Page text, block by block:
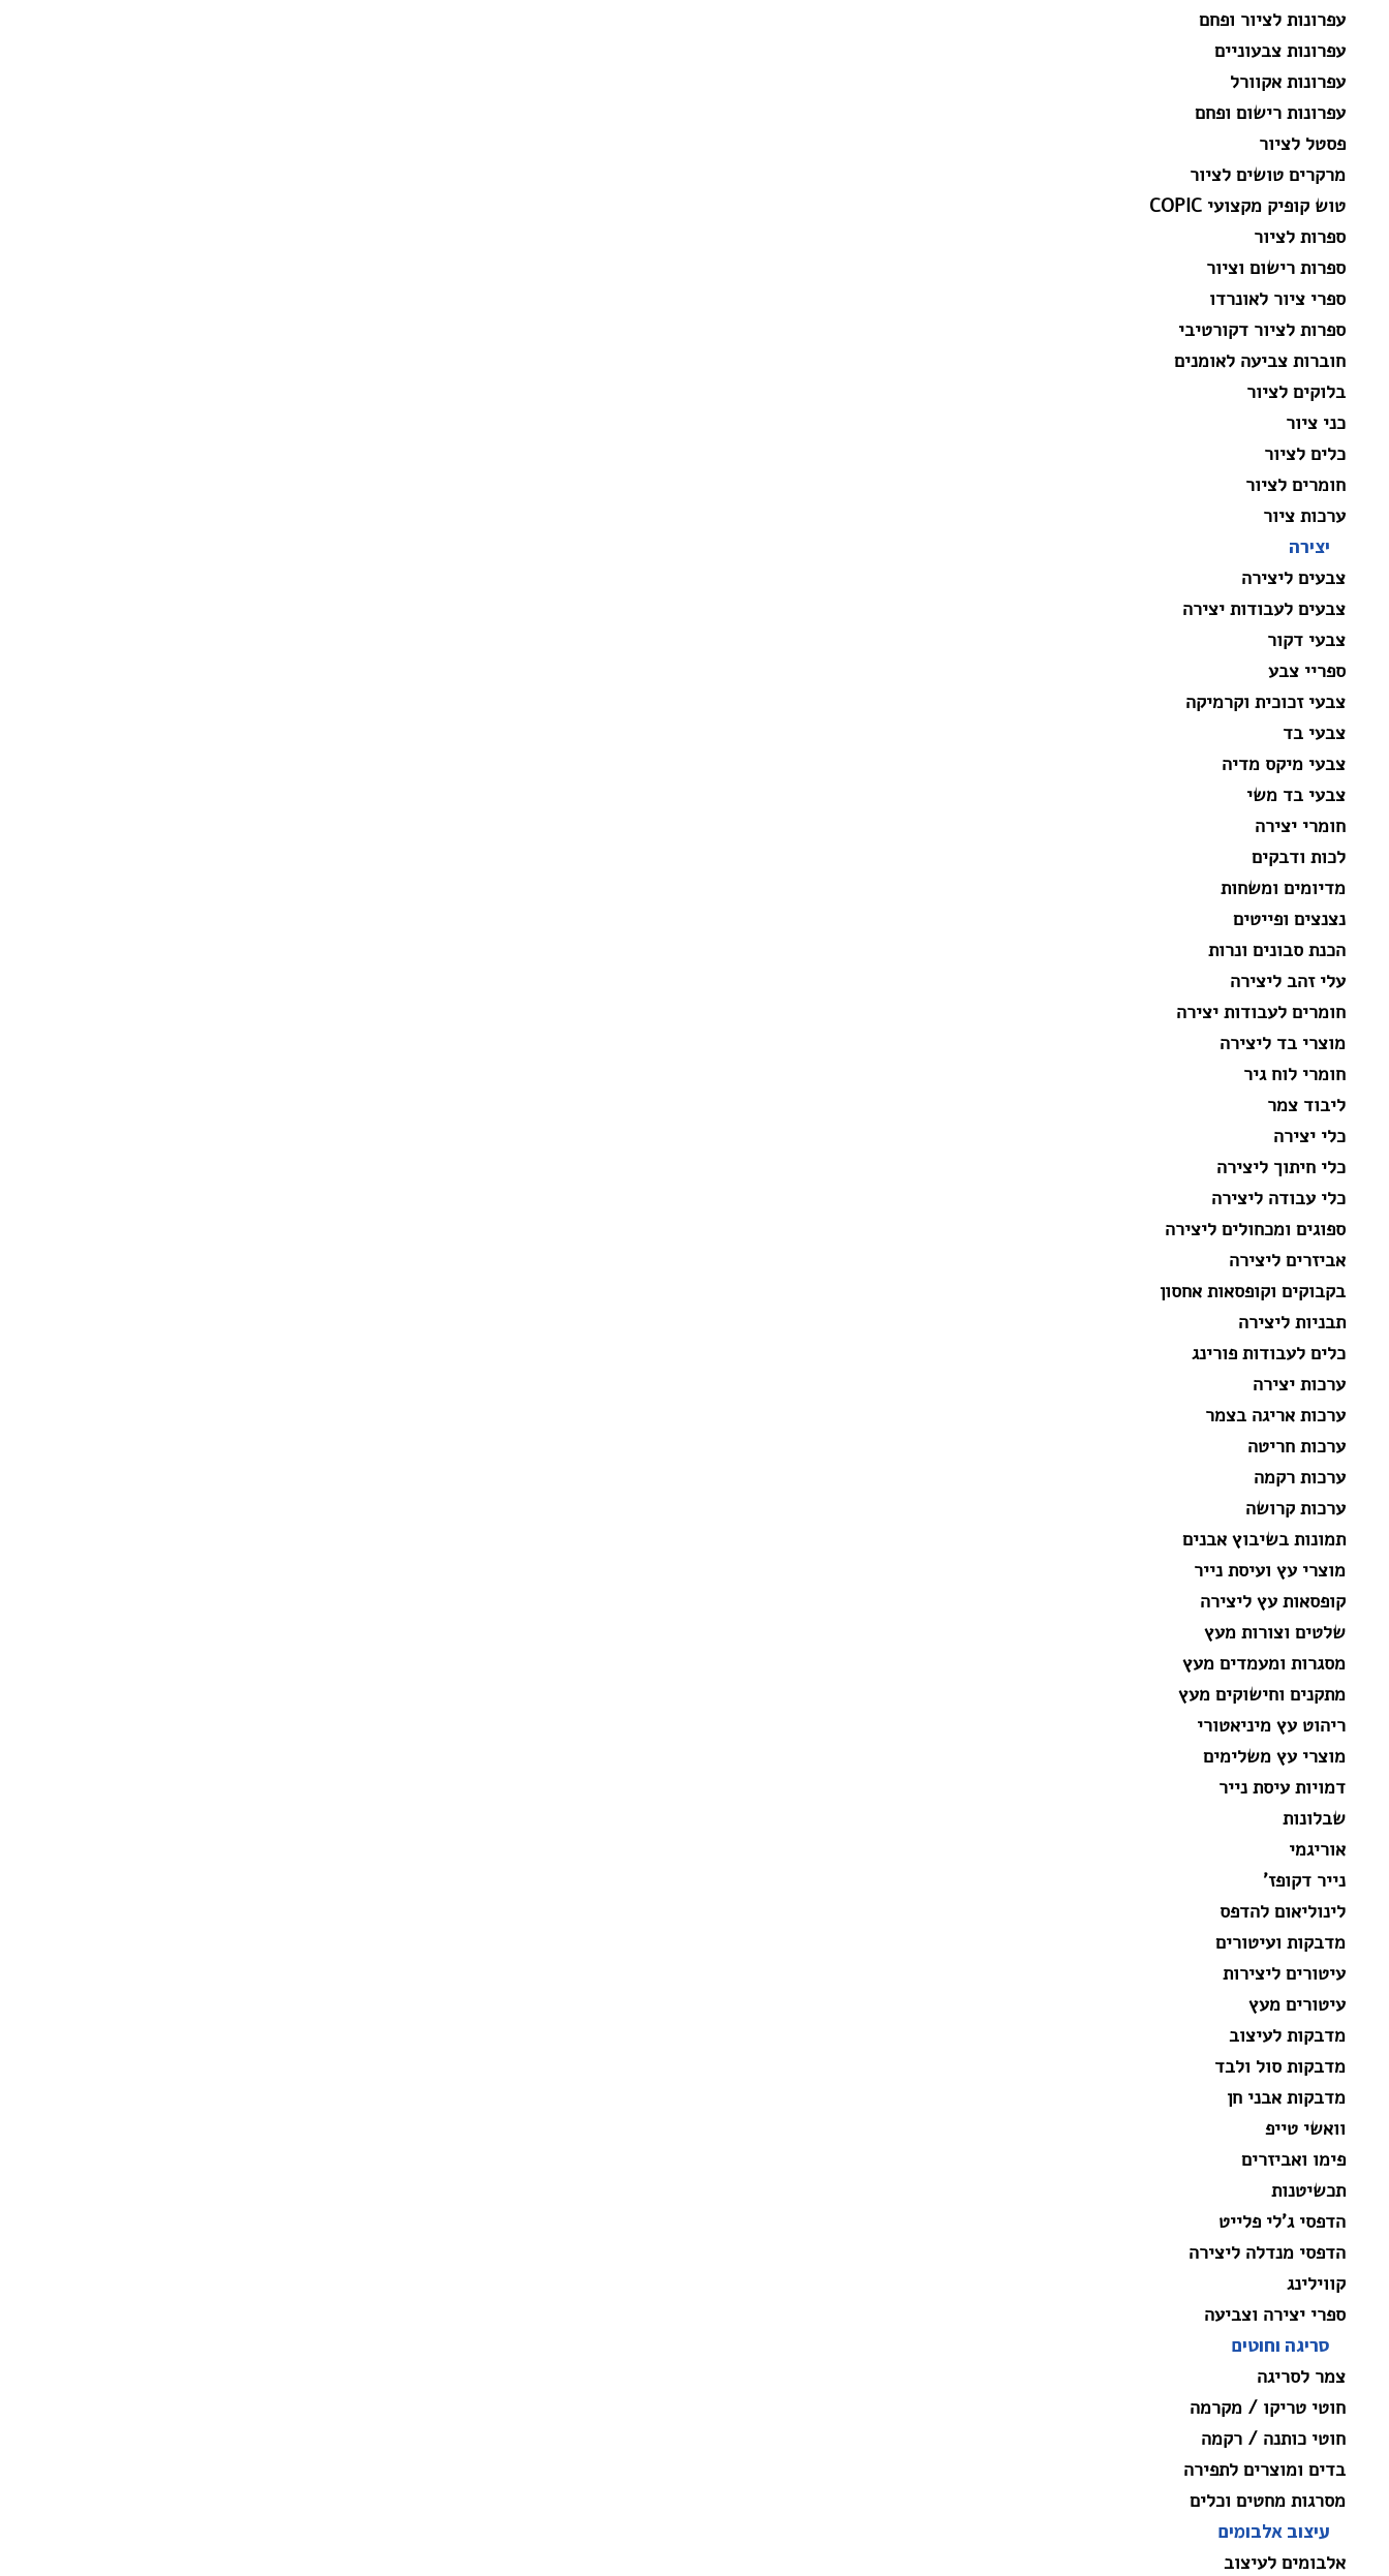
עפרונות לציור ופחם
עפרונות צבעוניים
עפרונות אקוורל
עפרונות רישום ופחם
פסטל לציור
מרקרים טושים לציור
טוש קופיק מקצועי COPIC
ספרות לציור
ספרות רישום וציור
ספרי ציור לאונרדו
ספרות לציור דקורטיבי
חוברות צביעה לאומנים
בלוקים לציור
כני ציור
כלים לציור
חומרים לציור
ערכות ציור
יצירה
צבעים ליצירה
צבעים לעבודות יצירה
צבעי דקור
ספריי צבע
צבעי זכוכית וקרמיקה
צבעי בד
צבעי מיקס מדיה
צבעי בד משי
חומרי יצירה
לכות ודבקים
מדיומים ומשחות
נצנצים ופייטים
הכנת סבונים ונרות
עלי זהב ליצירה
חומרים לעבודות יצירה
מוצרי בד ליצירה
חומרי לוח גיר
ליבוד צמר
כלי יצירה
כלי חיתוך ליצירה
כלי עבודה ליצירה
ספוגים ומכחולים ליצירה
אביזרים ליצירה
בקבוקים וקופסאות אחסון
תבניות ליצירה
כלים לעבודות פורינג
ערכות יצירה
ערכות אריגה בצמר
ערכות חריטה
ערכות רקמה
ערכות קרושה
תמונות בשיבוץ אבנים
מוצרי עץ ועיסת נייר
קופסאות עץ ליצירה
שלטים וצורות מעץ
מסגרות ומעמדים מעץ
מתקנים וחישוקים מעץ
ריהוט עץ מיניאטורי
מוצרי עץ משלימים
דמויות עיסת נייר
שבלונות
אוריגמי
נייר דקופז'
לינוליאום להדפס
מדבקות ועיטורים
עיטורים ליצירות
עיטורים מעץ
מדבקות לעיצוב
מדבקות סול ולבד
מדבקות אבני חן
וואשי טייפ
פימו ואביזרים
תכשיטנות
הדפסי ג'לי פלייט
הדפסי מנדלה ליצירה
קווילינג
ספרי יצירה וצביעה
סריגה וחוטים
צמר לסריגה
חוטי טריקו / מקרמה
חוטי כותנה / רקמה
בדים ומוצרים לתפירה
מסרגות מחטים וכלים
עיצוב אלבומים
אלבומים לעיצוב